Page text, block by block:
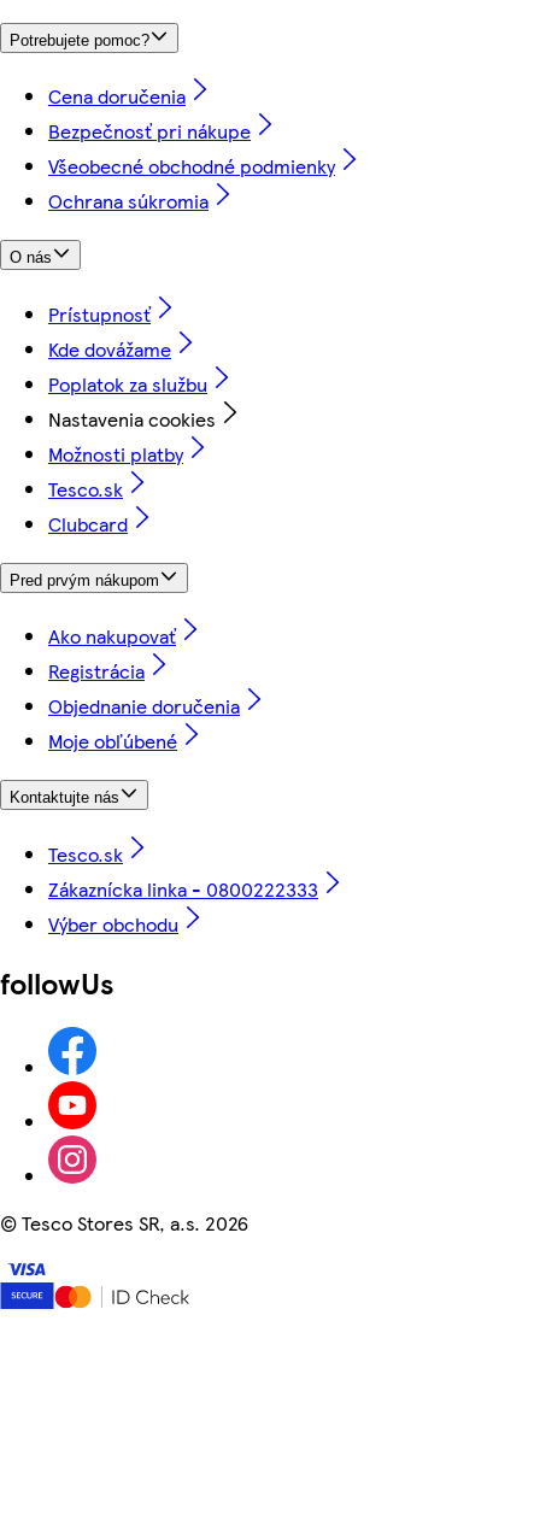
Potrebujete pomoc?
Cena doručenia
Bezpečnosť pri nákupe
Všeobecné obchodné podmienky
Ochrana súkromia
O nás
Prístupnosť
Kde dovážame
Poplatok za službu
Nastavenia cookies
Možnosti platby
Tesco.sk
Clubcard
Pred prvým nákupom
Ako nakupovať
Registrácia
Objednanie doručenia
Moje obľúbené
Kontaktujte nás
Tesco.sk
Zákaznícka linka - 0800222333
Výber obchodu
followUs
©Tesco Stores SR, a.s. 2026